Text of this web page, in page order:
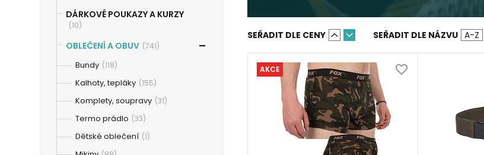
DÁRKOVÉ POUKAZY A KURZY
(10)
OBLEČENÍ A OBUV (741)
Bundy (118)
Kalhoty, tepláky (155)
Komplety, soupravy (31)
Termo prádlo (33)
Dětské oblečení (1)
SEŘADIT DLE CENY SEŘADIT DLE NÁZVU A-Z
AKCE